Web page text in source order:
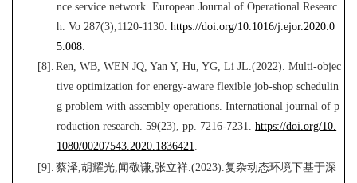
nce service network. European Journal ofOperational Researc
h. Vo 287(3),1120-1130.https://doi.org/10.1016/j.ejor.2020.0
5.008.
[8]. Ren, WB, WEN JQ, Yan Y, Hu, YG, Li JL.(2022). Multi-objec
tive optimization for energy-aware flexible job-shopschedulin
g problem with assembly operations. International journal of p
roduction research. 59(23), pp. 7216-7231.https://doi.org/10.
1080/00207543.2020.1836421.
[9]. 蔡泽,胡耀光,闻敬谦,张立祥.(2023).复杂动态环境下基于深